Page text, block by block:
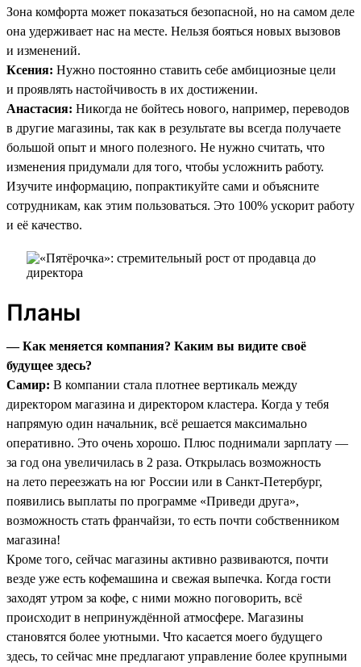
Зона комфорта может показаться безопасной, но на самом деле
она удерживает нас на месте. Нельзя бояться новых вызовов
и изменений.
Ксения: Нужно постоянно ставить себе амбициозные цели
и проявлять настойчивость в их достижении.
Анастасия: Никогда не бойтесь нового, например, переводов
в другие магазины, так как в результате вы всегда получаете
большой опыт и много полезного. Не нужно считать, что
изменения придумали для того, чтобы усложнить работу.
Изучите информацию, попрактикуйте сами и объясните
сотрудникам, как этим пользоваться. Это 100% ускорит работу
и её качество.
Планы
— Как меняется компания? Каким вы видите своё
будущее здесь?
Самир: В компании стала плотнее вертикаль между
директором магазина и директором кластера. Когда у тебя
напрямую один начальник, всё решается максимально
оперативно. Это очень хорошо. Плюс поднимали зарплату —
за год она увеличилась в 2 раза. Открылась возможность
на лето переезжать на юг России или в Санкт-Петербург,
появились выплаты по программе «Приведи друга»,
возможность стать франчайзи, то есть почти собственником
магазина!
Кроме того, сейчас магазины активно развиваются, почти
везде уже есть кофемашина и свежая выпечка. Когда гости
заходят утром за кофе, с ними можно поговорить, всё
происходит в непринуждённой атмосфере. Магазины
становятся более уютными. Что касается моего будущего
здесь, то сейчас мне предлагают управление более крупными